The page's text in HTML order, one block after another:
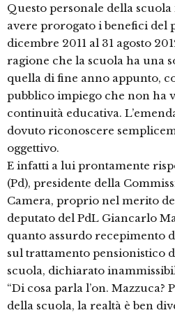
Questo personale della
avere prorogato i benefici del
dicembre 2011 al 31 agosto
ragione che la scuola ha una
quella di fine anno appunto,
pubblico impiego che non ha
continuità educativa.
dovuto riconoscere
oggettivo.
E infatti a lui prontamente
(Pd), presidente della
Camera, proprio nel merito
deputato del PdL Giancarlo
quanto assurdo recepimento
sul trattamento pensionistico
scuola, dichiarato
“Di cosa parla l’on.
della scuola, la realtà è ben